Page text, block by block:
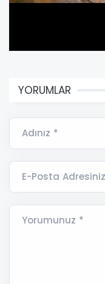
YORUMLAR
Adınız *
E-Posta
Yorumunuz *